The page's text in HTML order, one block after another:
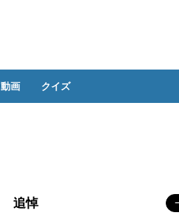
動画 クイズ
追悼